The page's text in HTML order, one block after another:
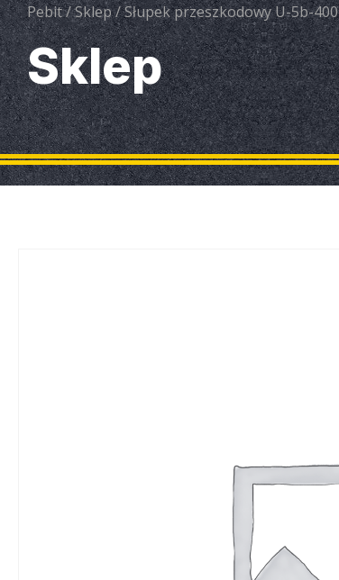
Pebit/Sklep/Słupek przeszkodowy U-5b-400
Sklep